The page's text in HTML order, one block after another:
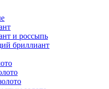
и россыпь
бриллиант